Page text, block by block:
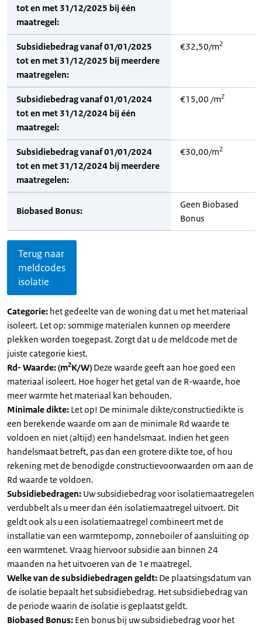
tot en met 31/12/2025 bij één
maatregel:
Subsidiebedrag vanaf 01/01/2025
tot en met 31/12/2025 bij meerdere
maatregelen:
€32,50/m2
Subsidiebedrag vanaf 01/01/2024
tot en met 31/12/2024 bij één
maatregel:
€15,00 /m2
Subsidiebedrag vanaf 01/01/2024
tot en met 31/12/2024 bij meerdere
maatregelen:
€30,00/m2
Biobased Bonus:
Geen Biobased
Bonus
Terug naar
meldcodes
isolatie
Categorie: het gedeelte van de woning dat u met het materiaal
isoleert. Let op: sommige materialen kunnen op meerdere
plekken worden toegepast. Zorgt dat u de meldcode met de
juiste categorie kiest.
Rd- Waarde: (m2K/W) Deze waarde geeft aan hoe goed een
materiaal isoleert. Hoe hoger het getal van de R-waarde, hoe
meer warmte het materiaal kan behouden.
Minimale dikte: Let op! De minimale dikte/constructiedikte is
een berekende waarde om aan de minimale Rd waarde te
voldoen en niet (altijd) een handelsmaat. Indien het geen
handelsmaat betreft, pas dan een grotere dikte toe, of hou
rekening met de benodigde constructievoorwaarden om aan de
Rd waarde te voldoen.
Subsidiebedragen: Uw subsidiebedrag voor isolatiemaatregelen
verdubbelt als u meer dan één isolatiemaatregel uitvoert. Dit
geldt ook als u een isolatiemaatregel combineert met de
installatie van een warmtepomp, zonneboiler of aansluiting op
een warmtenet. Vraag hiervoor subsidie aan binnen 24
maanden na het uitvoeren van de 1e maatregel.
Welke van de subsidiebedragen geldt: De plaatsingsdatum van
de isolatie bepaalt het subsidiebedrag. Het subsidiebedrag van
de periode waarin de isolatie is geplaatst geldt.
Biobased Bonus: Een bonus bij uw subsidiebedrag voor het